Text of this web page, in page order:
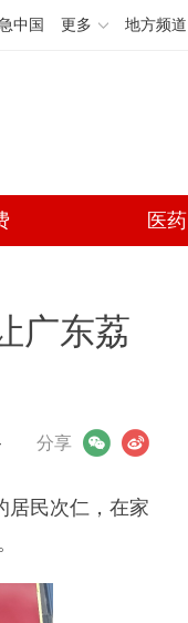
中国 更多 地方频道
医药
广东荔
分享
微博
居民次仁，在家